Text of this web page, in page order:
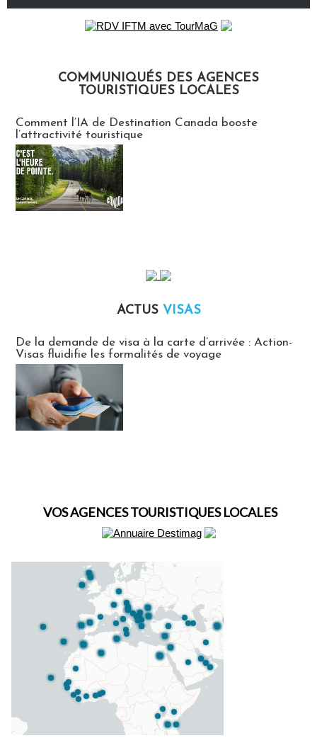
COMMUNIQUÉS DES AGENCES
TOURISTIQUES LOCALES
Comment l’IA de Destination Canada booste
l’attractivité touristique
ACTUS VISAS
De la demande de visa à la carte d’arrivée : Action-
Visas fluidifie les formalités de voyage
VOS AGENCES TOURISTIQUES LOCALES